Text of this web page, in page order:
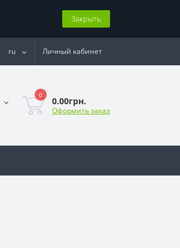
Закрыть
ru Личный кабинет
0
0.00грн.
Оформить заказ